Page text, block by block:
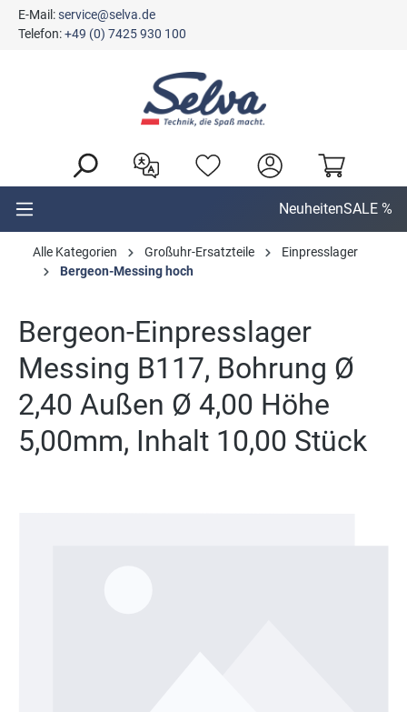
springen
E-Mail:service@selva.de
Telefon:+49 (0) 7425 930 100
NeuheitenSALE %
Alle Kategorien Großuhr-Ersatzteile
Einpresslager
Bergeon-Messing hoch
Bergeon-Einpresslager
Messing B117, Bohrung Ø
2,40 Außen Ø 4,00 Höhe
5,00mm, Inhalt 10,00 Stück